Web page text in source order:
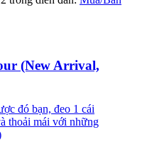
(New Arrival,
đó bạn, đeo 1 cái
thoải mái với những